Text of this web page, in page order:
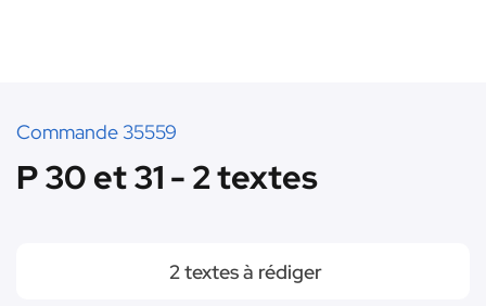
Commande 35559
P 30 et 31 - 2 textes
2 textes à rédiger